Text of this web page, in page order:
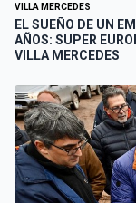
VILLA MERCEDES
EL SUEÑO DE UN
AÑOS: SUPER
VILLA MERCEDES